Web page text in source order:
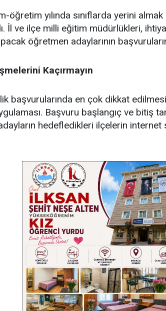
öğretim yılında sınıflarda yerini
İl ve ilçe milli eğitim müdürlükleri,
öğretmen adaylarının
Kaçırmayın
başvurularında en çok dikkat
Başvuru başlangıç ve bitiş
hedefledikleri ilçelerin internet